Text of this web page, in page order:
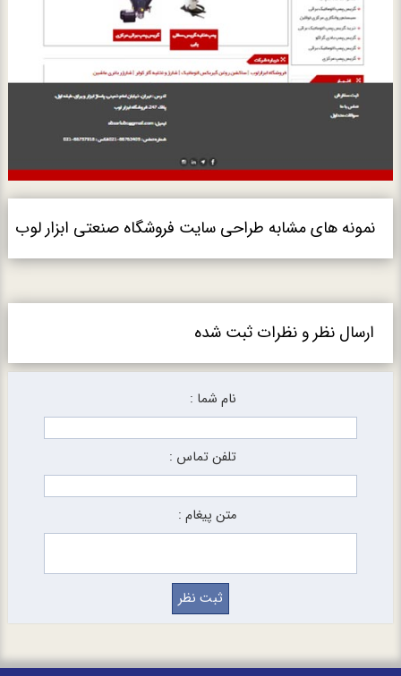
نمونه های مشابه طراحی سایت فروشگاه صنعتی ابزار لوب
ارسال نظر و نظرات ثبت شده
نام شما :
تلفن تماس :
متن پیغام :